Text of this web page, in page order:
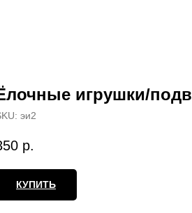
игрушки/
эи2
р.
КУПИТЬ